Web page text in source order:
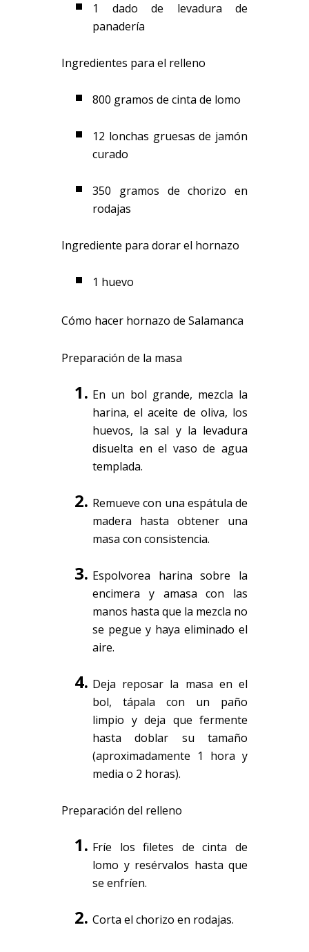
1 dado de levadura de
panadería
Ingredientes para el relleno
800 gramos de cinta de lomo
12 lonchas gruesas de jamón
curado
350 gramos de chorizo en
rodajas
Ingrediente para dorar el hornazo
1 huevo
Cómo hacer hornazo de Salamanca
Preparación de la masa
En un bol grande, mezcla la
harina, el aceite de oliva, los
huevos, la sal y la levadura
disuelta en el vaso de agua
templada.
Remueve con una espátula de
madera hasta obtener una
masa con consistencia.
Espolvorea harina sobre la
encimera y amasa con las
manos hasta que la mezcla no
se pegue y haya eliminado el
aire.
Deja reposar la masa en el
bol, tápala con un paño
limpio y deja que fermente
hasta doblar su tamaño
(aproximadamente 1 hora y
media o 2 horas).
Preparación del relleno
Fríe los filetes de cinta de
lomo y resérvalos hasta que
se enfríen.
Corta el chorizo en rodajas.